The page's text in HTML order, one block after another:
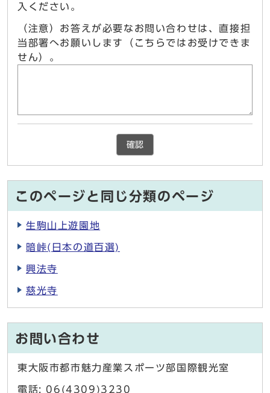
入ください。
（注意）お答えが必要なお問い合わせは、直接担
当部署へお願いします（こちらではお受けできま
せん）。
確認
このページと同じ分類のページ
生駒山上遊園地
暗峠(日本の道百選)
興法寺
慈光寺
お問い合わせ
東大阪市都市魅力産業スポーツ部国際観光室
電話: 06(4309)3230